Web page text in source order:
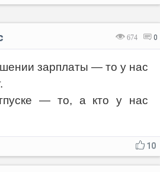
674 0
зарплаты — то у нас
— то, а кто у нас
10